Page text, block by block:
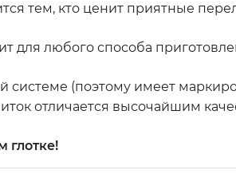
тем, кто ценит приятные
для любого способа
системе (поэтому имеет
отличается высочайшим
глотке!